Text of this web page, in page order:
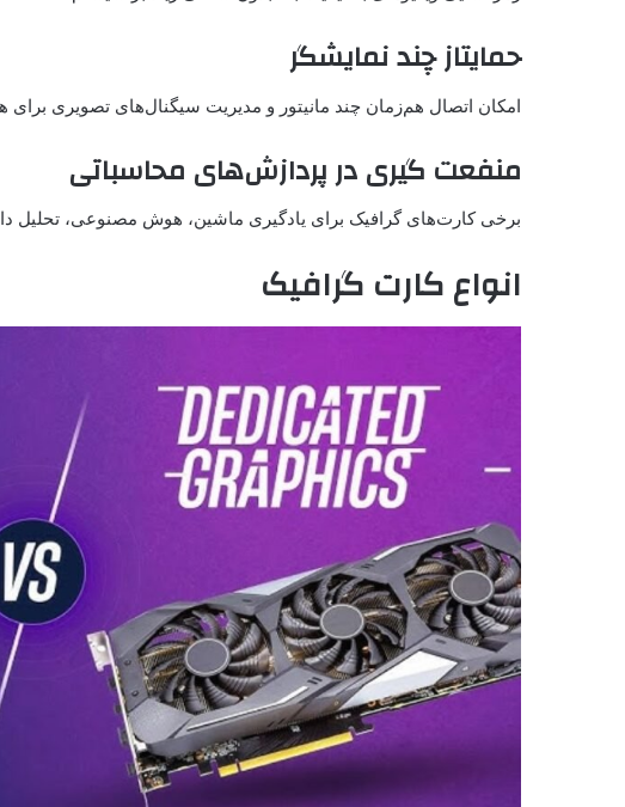
حمایتاز چند نمایشگر
امکان اتصال هم‌زمان چند مانیتور و مدیریت سیگنال‌های تصویری برای
منفعت گیری در پردازش‌های محاسباتی
برخی کارت‌های گرافیک برای یادگیری ماشین، هوش مصنوعی، تحلیل
انواع کارت گرافیک